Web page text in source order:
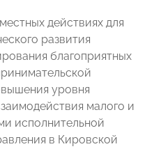
действиях для
развития
благоприятных
уровня
малого и
исполнительной
в Кировской